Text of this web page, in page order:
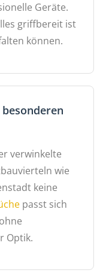
Geräte.
griffbereit ist
können.
verwinkelte
wie
keine
passt sich
Optik.